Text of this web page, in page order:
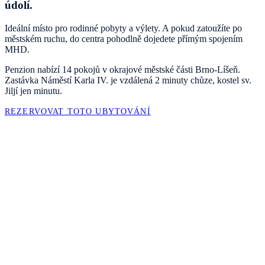
údolí.
Ideální místo pro rodinné pobyty a výlety. A pokud zatoužíte po
městském ruchu, do centra pohodlně dojedete přímým spojením
MHD.
Penzion nabízí 14 pokojů v okrajové městské části Brno-Líšeň.
Zastávka Náměstí Karla IV. je vzdálená 2 minuty chůze, kostel sv.
Jiljí jen minutu.
REZERVOVAT TOTO UBYTOVÁNÍ